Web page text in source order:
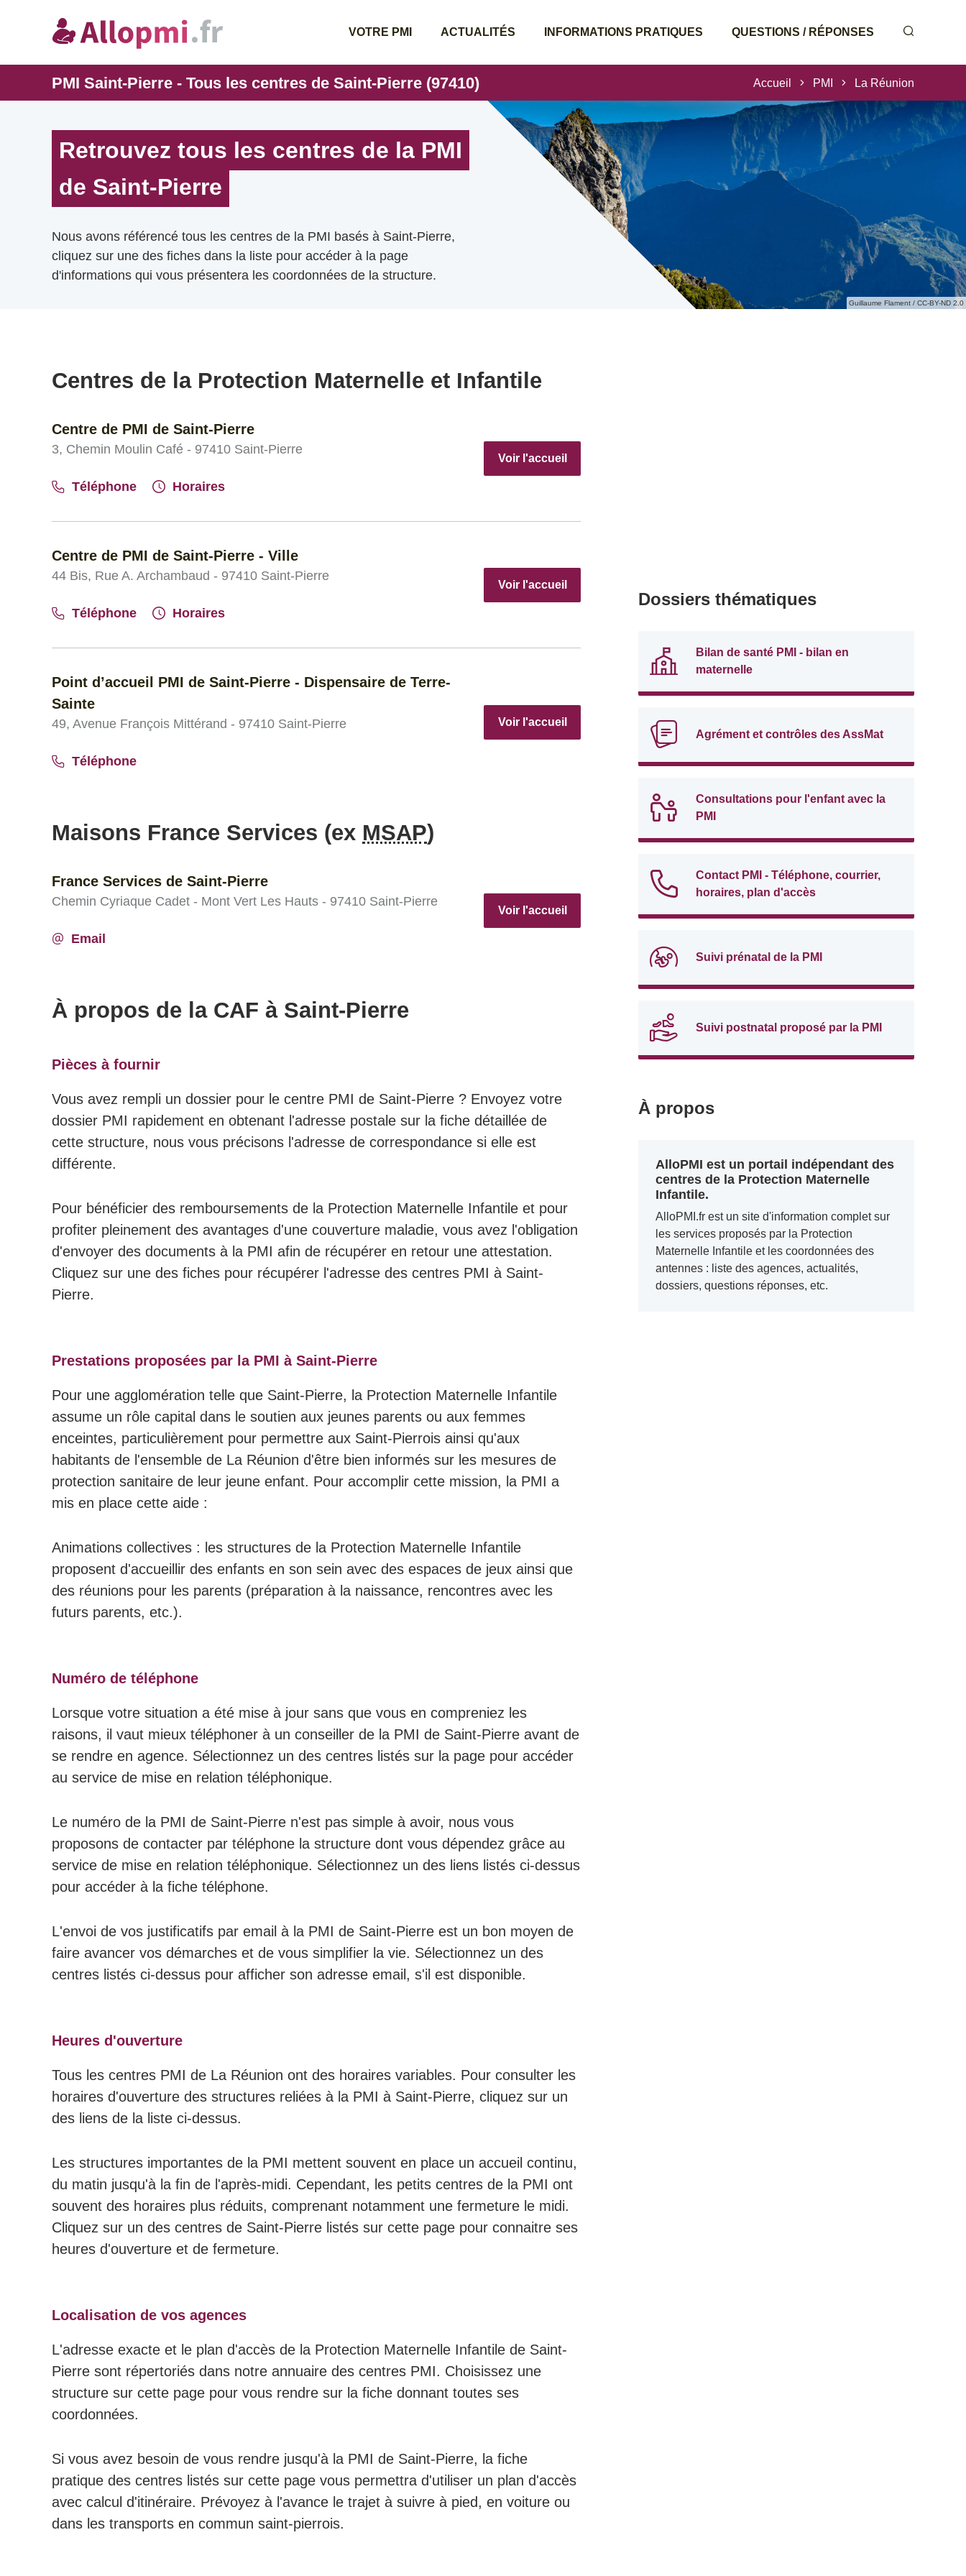
VOTRE PMI ACTUALITÉS INFORMATIONS PRATIQUES QUESTIONS / RÉPONSES
PMI Saint-Pierre - Tous les centres de Saint-Pierre (97410) Accueil PMI La Réunion
Guillaume Flament / CC-BY-ND 2.0
Retrouvez tous les centres de la PMI
de Saint-Pierre
Nous avons référencé tous les centres de la PMI basés à Saint-Pierre,
cliquez sur une des fiches dans la liste pour accéder à la page
d'informations qui vous présentera les coordonnées de la structure.
Centres de la Protection Maternelle et Infantile
Centre de PMI de Saint-Pierre
3, Chemin Moulin Café - 97410 Saint-Pierre
Téléphone Horaires
Voir l'accueil
Centre de PMI de Saint-Pierre - Ville
44 Bis, Rue A. Archambaud - 97410 Saint-Pierre
Téléphone Horaires
Voir l'accueil
Point d’accueil PMI de Saint-Pierre - Dispensaire de Terre-
Sainte
49, Avenue François Mittérand - 97410 Saint-Pierre
Téléphone
Voir l'accueil
Maisons France Services (ex MSAP)
France Services de Saint-Pierre
Chemin Cyriaque Cadet - Mont Vert Les Hauts - 97410 Saint-Pierre
Email
Voir l'accueil
À propos de la CAF à Saint-Pierre
Pièces à fournir
Vous avez rempli un dossier pour le centre PMI de Saint-Pierre ? Envoyez votre
dossier PMI rapidement en obtenant l'adresse postale sur la fiche détaillée de
cette structure, nous vous précisons l'adresse de correspondance si elle est
différente.
Pour bénéficier des remboursements de la Protection Maternelle Infantile et pour
profiter pleinement des avantages d'une couverture maladie, vous avez l'obligation
d'envoyer des documents à la PMI afin de récupérer en retour une attestation.
Cliquez sur une des fiches pour récupérer l'adresse des centres PMI à Saint-
Pierre.
Prestations proposées par la PMI à Saint-Pierre
Pour une agglomération telle que Saint-Pierre, la Protection Maternelle Infantile
assume un rôle capital dans le soutien aux jeunes parents ou aux femmes
enceintes, particulièrement pour permettre aux Saint-Pierrois ainsi qu'aux
habitants de l'ensemble de La Réunion d'être bien informés sur les mesures de
protection sanitaire de leur jeune enfant. Pour accomplir cette mission, la PMI a
mis en place cette aide :
Animations collectives : les structures de la Protection Maternelle Infantile
proposent d'accueillir des enfants en son sein avec des espaces de jeux ainsi que
des réunions pour les parents (préparation à la naissance, rencontres avec les
futurs parents, etc.).
Numéro de téléphone
Lorsque votre situation a été mise à jour sans que vous en compreniez les
raisons, il vaut mieux téléphoner à un conseiller de la PMI de Saint-Pierre avant de
se rendre en agence. Sélectionnez un des centres listés sur la page pour accéder
au service de mise en relation téléphonique.
Le numéro de la PMI de Saint-Pierre n'est pas simple à avoir, nous vous
proposons de contacter par téléphone la structure dont vous dépendez grâce au
service de mise en relation téléphonique. Sélectionnez un des liens listés ci-dessus
pour accéder à la fiche téléphone.
L'envoi de vos justificatifs par email à la PMI de Saint-Pierre est un bon moyen de
faire avancer vos démarches et de vous simplifier la vie. Sélectionnez un des
centres listés ci-dessus pour afficher son adresse email, s'il est disponible.
Heures d'ouverture
Tous les centres PMI de La Réunion ont des horaires variables. Pour consulter les
horaires d'ouverture des structures reliées à la PMI à Saint-Pierre, cliquez sur un
des liens de la liste ci-dessus.
Les structures importantes de la PMI mettent souvent en place un accueil continu,
du matin jusqu'à la fin de l'après-midi. Cependant, les petits centres de la PMI ont
souvent des horaires plus réduits, comprenant notamment une fermeture le midi.
Cliquez sur un des centres de Saint-Pierre listés sur cette page pour connaitre ses
heures d'ouverture et de fermeture.
Localisation de vos agences
L'adresse exacte et le plan d'accès de la Protection Maternelle Infantile de Saint-
Pierre sont répertoriés dans notre annuaire des centres PMI. Choisissez une
structure sur cette page pour vous rendre sur la fiche donnant toutes ses
coordonnées.
Si vous avez besoin de vous rendre jusqu'à la PMI de Saint-Pierre, la fiche
pratique des centres listés sur cette page vous permettra d'utiliser un plan d'accès
avec calcul d'itinéraire. Prévoyez à l'avance le trajet à suivre à pied, en voiture ou
dans les transports en commun saint-pierrois.
Dossiers thématiques
Bilan de santé PMI - bilan en
maternelle
Agrément et contrôles des AssMat
Consultations pour l'enfant avec la
PMI
Contact PMI - Téléphone, courrier,
horaires, plan d'accès
Suivi prénatal de la PMI
Suivi postnatal proposé par la PMI
À propos
AlloPMI est un portail indépendant des
centres de la Protection Maternelle
Infantile.
AlloPMI.fr est un site d'information complet sur
les services proposés par la Protection
Maternelle Infantile et les coordonnées des
antennes : liste des agences, actualités,
dossiers, questions réponses, etc.